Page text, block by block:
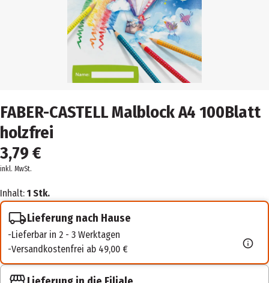
FABER-CASTELL Malblock A4 100Blatt
holzfrei
3,79 €
inkl. MwSt.
Inhalt: 1 Stk.
Lieferung nach Hause
Lieferbar in 2 - 3 Werktagen
Versandkostenfrei ab 49,00 €